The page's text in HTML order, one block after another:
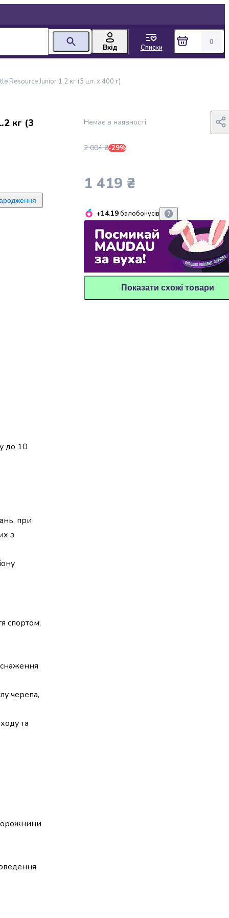
Вхід Списки
0
Resource Junior 1.2 кг (3 шт. х 400 г)
кг (3
до 10
при
з
спортом,
черепа,
та
Немає в наявності
2 004 ₴-29%
1 419 ₴
+14.19балобонусів
Показати схожі товари